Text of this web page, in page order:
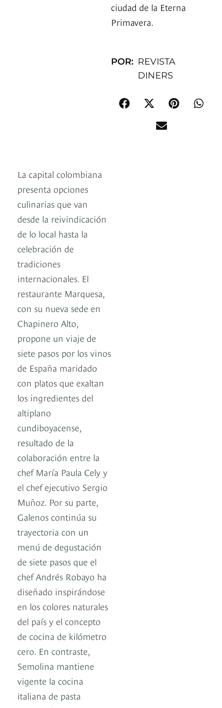
ciudad de la Eterna
Primavera.
POR: REVISTA
DINERS
La capital colombiana
presenta opciones
culinarias que van
desde la reivindicación
de lo local hasta la
celebración de
tradiciones
internacionales. El
restaurante Marquesa,
con su nueva sede en
Chapinero Alto,
propone un viaje de
siete pasos por los vinos
de España maridado
con platos que exaltan
los ingredientes del
altiplano
cundiboyacense,
resultado de la
colaboración entre la
chef María Paula Cely y
el chef ejecutivo Sergio
Muñoz. Por su parte,
Galenos continúa su
trayectoria con un
menú de degustación
de siete pasos que el
chef Andrés Robayo ha
diseñado inspirándose
en los colores naturales
del país y el concepto
de cocina de kilómetro
cero. En contraste,
Semolina mantiene
vigente la cocina
italiana de pasta